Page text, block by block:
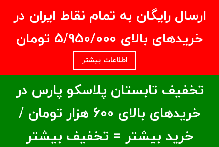
ارسال رایگان به تمام نقاط ایران در
خریدهای بالای ۵/950/000 تومان
اطلاعات بیشتر
تخفیف تابستان پلاسکو پارس در
خریدهای بالای ۶00 هزار تومان /
خرید بیشتر = تخفیف بیشتر